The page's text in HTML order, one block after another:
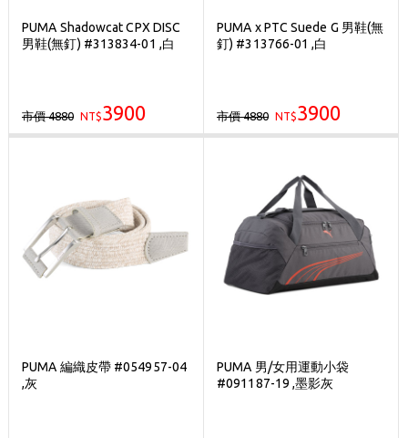
PUMA Shadowcat CPX DISC
男鞋(無釘) #313834-01 ,白
市價 4880 NT$3900
PUMA x PTC Suede G 男鞋(無
釘) #313766-01 ,白
市價 4880 NT$3900
PUMA 編織皮帶 #054957-04
,灰
PUMA 男/女用運動小袋
#091187-19 ,墨影灰